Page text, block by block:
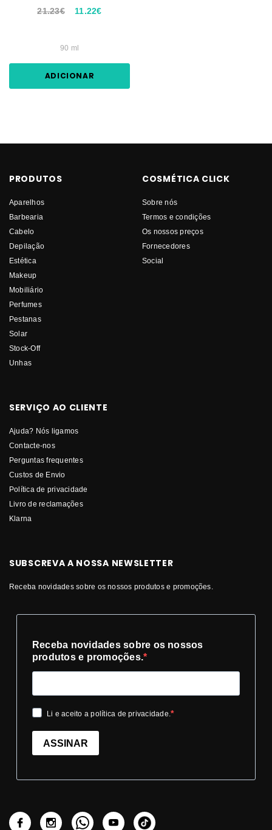
21.23€ 11.22€
90 ml
ADICIONAR
PRODUTOS
Aparelhos
Barbearia
Cabelo
Depilação
Estética
Makeup
Mobiliário
Perfumes
Pestanas
Solar
Stock-Off
Unhas
COSMÉTICA CLICK
Sobre nós
Termos e condições
Os nossos preços
Fornecedores
Social
SERVIÇO AO CLIENTE
Ajuda? Nós ligamos
Contacte-nos
Perguntas frequentes
Custos de Envio
Política de privacidade
Livro de reclamações
Klarna
SUBSCREVA A NOSSA NEWSLETTER
Receba novidades sobre os nossos produtos e promoções.
Receba novidades sobre os nossos
produtos e promoções.
Li e aceito a política de privacidade.
ASSINAR